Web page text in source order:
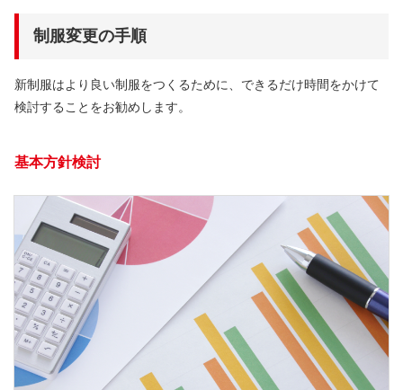
制服変更の手順
新制服はより良い制服をつくるために、できるだけ時間をかけて
検討することをお勧めします。
基本方針検討